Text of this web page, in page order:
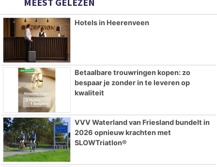
Hotels in Heerenveen
Betaalbare trouwringen kopen: zo
bespaar je zonder in te leveren op
kwaliteit
VVV Waterland van Friesland bundelt in
2026 opnieuw krachten met
SLOWTriatlon®